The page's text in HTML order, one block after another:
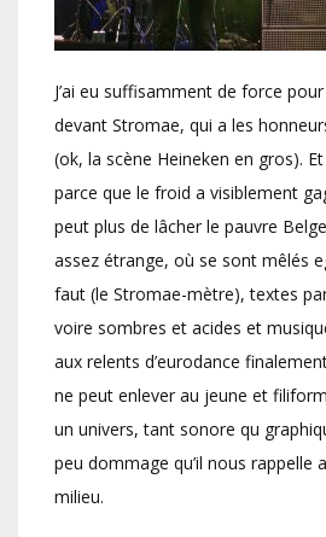
J’ai eu suffisamment de force
devant Stromae, qui a les
(ok, la scène Heineken en gros).
parce que le froid a visiblement
peut plus de lâcher le pauvre
assez étrange, où se sont mêlés
faut (le Stromae-mètre), textes
voire sombres et acides et
aux relents d’eurodance
ne peut enlever au jeune et
un univers, tant sonore qu
peu dommage qu’il nous rappelle
milieu.